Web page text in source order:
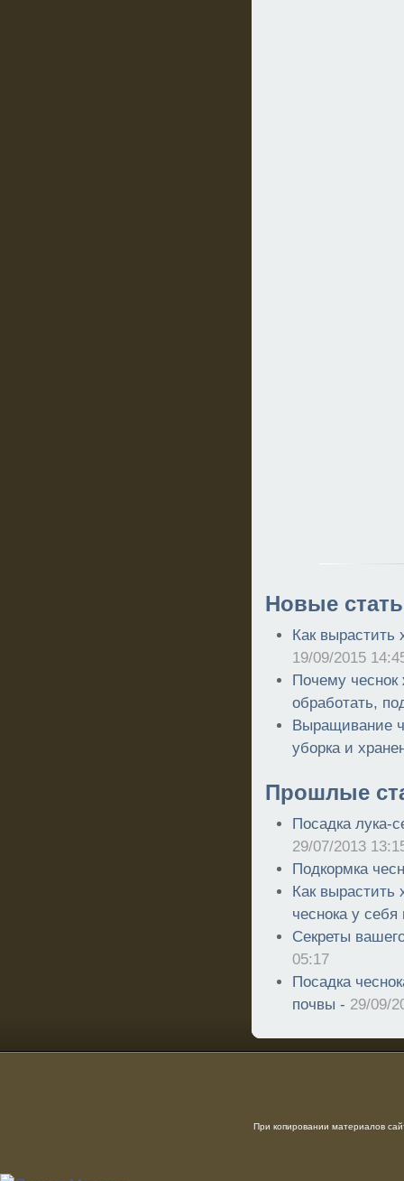
Новые
Как вырастить
19/09/2015
Почему чеснок
обработать,
Выращивание
уборка и
Прошлые
Посадка лука-
29/07/2013
Подкормка
Как вырастить
чеснока у
Секреты
05:17
Посадка
почвы - 29/09/
При копировании материалов